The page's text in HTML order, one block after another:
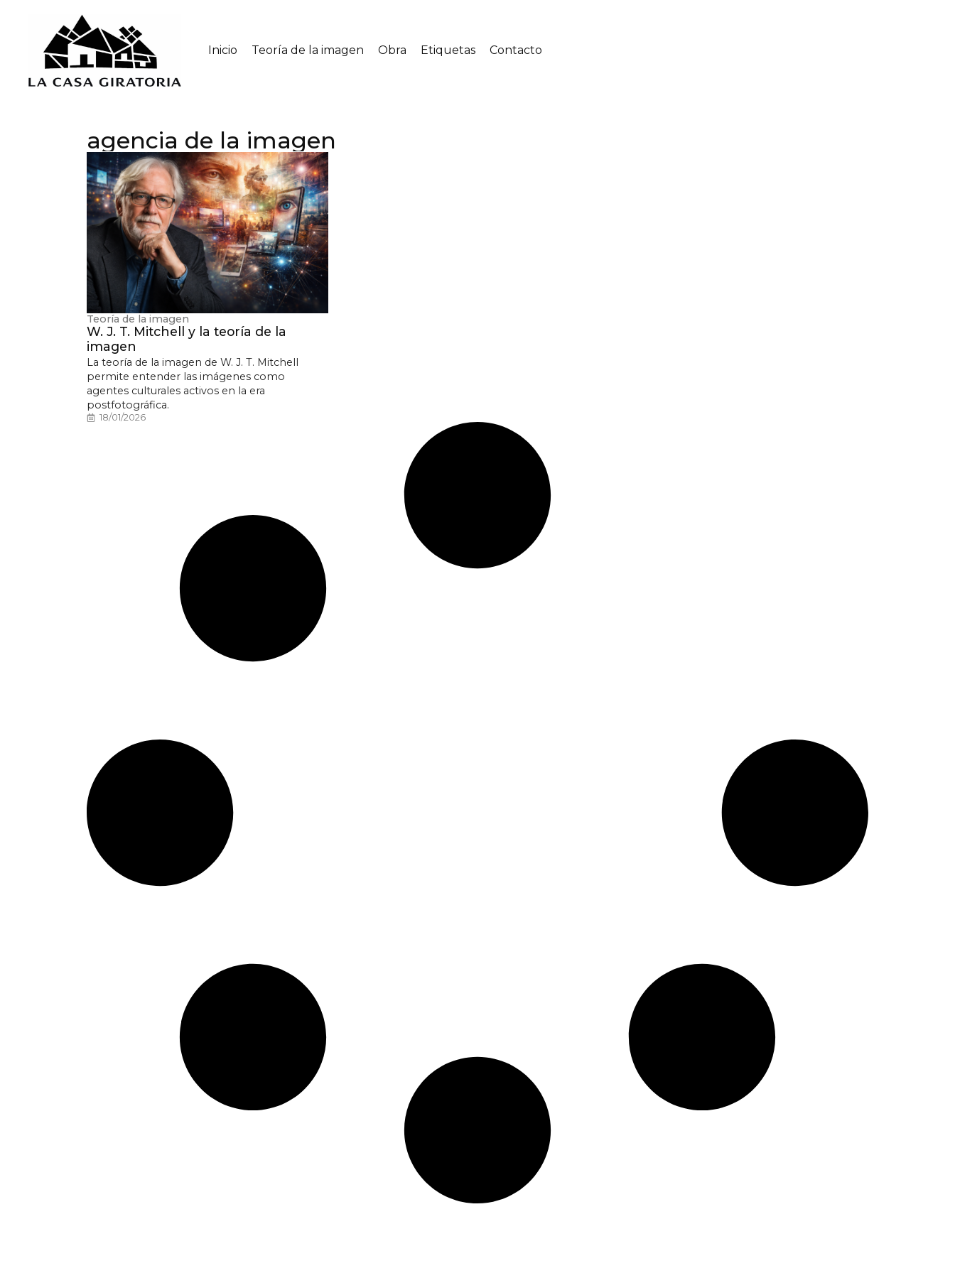
Inicio Teoría de la imagen Obra Etiquetas Contacto
agencia de la imagen
Teoría de la imagen
W. J. T. Mitchell y la teoría de la
imagen
La teoría de la imagen de W. J. T. Mitchell
permite entender las imágenes como
agentes culturales activos en la era
postfotográfica.
18/01/2026